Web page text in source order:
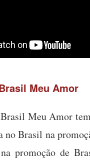
Meu Amor
Meu Amor
no Brasil na
promoção de